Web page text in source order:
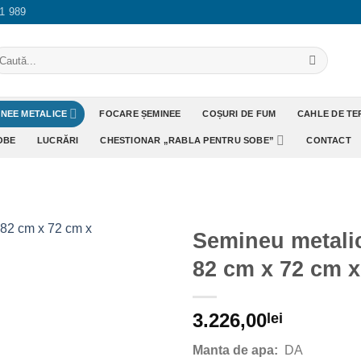
989
METALICE FOCARE ȘEMINEE COȘURI DE FUM CAHLE DE
LUCRĂRI CHESTIONAR „RABLA PENTRU SOBE” CONTACT
Semineu
82 cm x 72 cm
3.226,00 lei
Manta de apa: DA